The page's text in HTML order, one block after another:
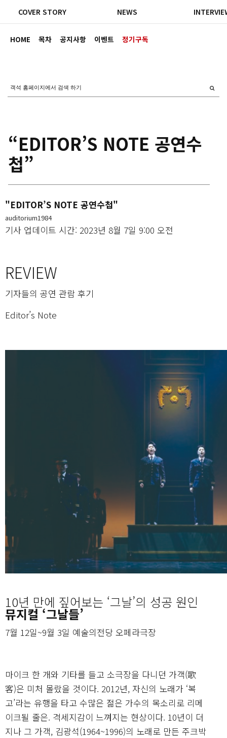
HOME 목차 공지사항 이벤트 정기구독
COVER STORY NEWS
“EDITOR’S NOTE 공연수
첩”
"EDITOR’S NOTE 공연수첩"
auditorium1984
기사 업데이트 시간: 2023년 8월 7일 9:00 오전
REVIEW
기자들의 공연 관람 후기
Editor’s Note
10년 만에 짚어보는 ‘그날’의 성공 원인
뮤지컬 ‘그날들’
7월 12일~9월 3일 예술의전당 오페라극장
마이크 한 개와 기타를 들고 소극장을 다니던 가객(歌
客)은 미처 몰랐을 것이다. 2012년, 자신의 노래가 ‘복
고’라는 유행을 타고 수많은 젊은 가수의 목소리로 리메
이크될 줄은. 격세지감이 느껴지는 현상이다. 10년이 더
지나 그 가객, 김광석(1964~1996)의 노래로 만든 주크박